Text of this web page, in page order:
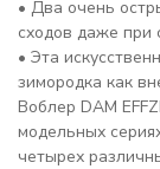
• Два очень
сходов даже при
• Эта
зимородка как
Воблер DAM
модельных
четырех